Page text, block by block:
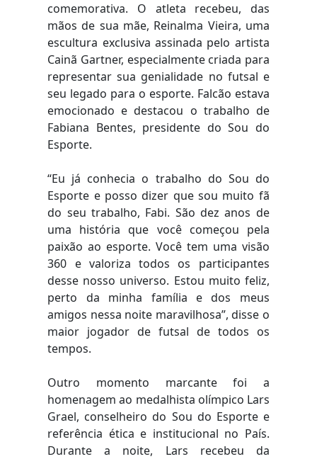
comemorativa. O atleta recebeu, das
mãos de sua mãe, Reinalma Vieira, uma
escultura exclusiva assinada pelo artista
Cainã Gartner, especialmente criada para
representar sua genialidade no futsal e
seu legado para o esporte. Falcão estava
emocionado e destacou o trabalho de
Fabiana Bentes, presidente do Sou do
Esporte.
“Eu já conhecia o trabalho do Sou do
Esporte e posso dizer que sou muito fã
do seu trabalho, Fabi. São dez anos de
uma história que você começou pela
paixão ao esporte. Você tem uma visão
360 e valoriza todos os participantes
desse nosso universo. Estou muito feliz,
perto da minha família e dos meus
amigos nessa noite maravilhosa”, disse o
maior jogador de futsal de todos os
tempos.
Outro momento marcante foi a
homenagem ao medalhista olímpico Lars
Grael, conselheiro do Sou do Esporte e
referência ética e institucional no País.
Durante a noite, Lars recebeu da